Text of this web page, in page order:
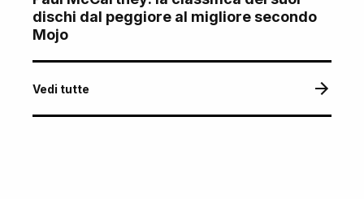
dischi dal peggiore al migliore secondo
Mojo
Vedi tutte